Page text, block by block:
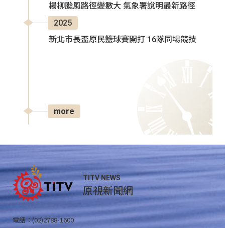
楊柳颱風路徑變數大 氣象署說明最新路徑
2025
新北市長盃原民籃球賽開打 16隊同場競技
more
TITV NEWS
原視新聞網
電話：(02)2788-1600